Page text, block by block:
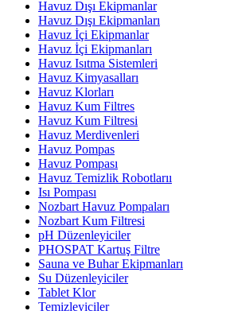
Havuz Dışı Ekipmanlar
Havuz Dışı Ekipmanları
Havuz İçi Ekipmanlar
Havuz İçi Ekipmanları
Havuz Isıtma Sistemleri
Havuz Kimyasalları
Havuz Klorları
Havuz Kum Filtres
Havuz Kum Filtresi
Havuz Merdivenleri
Havuz Pompas
Havuz Pompası
Havuz Temizlik Robotlarıı
Isı Pompası
Nozbart Havuz Pompaları
Nozbart Kum Filtresi
pH Düzenleyiciler
PHOSPAT Kartuş Filtre
Sauna ve Buhar Ekipmanları
Su Düzenleyiciler
Tablet Klor
Temizleyiciler